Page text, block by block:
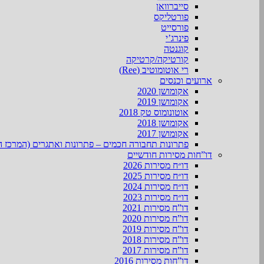
סייברוואן
פורטליקס
פורסייט
פינרג’י
קוגנטה
קורטיקה/קרטיקה
רי אוטומוטיב (Ree)
ארועים וכנסים
אקומושן 2020
אקומושן 2019
אוטונומוס טק 2018
אקומושן 2018
אקומושן 2017
פתרונות תחבורה חכמים – פתרונות ואתגרים (המרכז
דו”חות מסירות חודשיים
דו״ח מסירות 2026
דו״ח מסירות 2025
דו״ח מסירות 2024
דו״ח מסירות 2023
דו”ח מסירות 2021
דו”ח מסירות 2020
דו”ח מסירות 2019
דו”ח מסירות 2018
דו”ח מסירות 2017
דו”חות מסירות 2016